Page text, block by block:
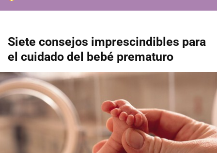
Siete consejos imprescindibles para
el cuidado del bebé prematuro